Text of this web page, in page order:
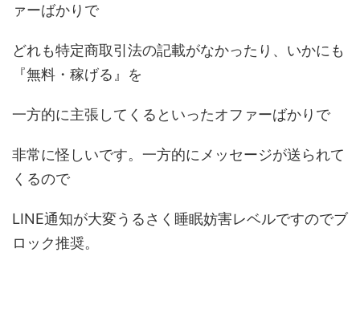
ァーばかりで
どれも特定商取引法の記載がなかったり、いかにも
『無料・稼げる』を
一方的に主張してくるといったオファーばかりで
非常に怪しいです。一方的にメッセージが送られて
くるので
LINE通知が大変うるさく睡眠妨害レベルですのでブ
ロック推奨。